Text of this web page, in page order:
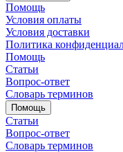
Помощь
Условия оплаты
Условия доставки
Политика
Помощь
Статьи
Вопрос-ответ
Словарь терминов
Помощь
Статьи
Вопрос-ответ
Словарь терминов